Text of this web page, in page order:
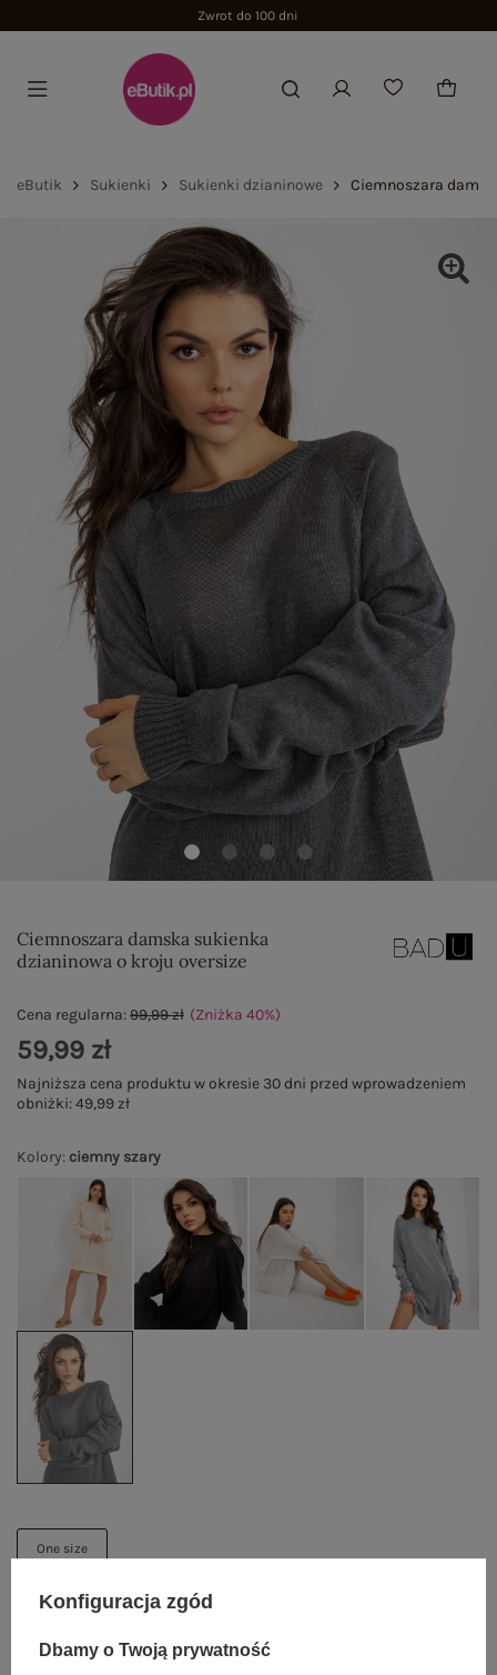
Zwrot do 100 dni
eButik Sukienki Sukienki dzianinowe Ciemnoszara
Ciemnoszara damska sukienka
dzianinowa o kroju oversize
Kolory: ciemny szary
One size
Cena regularna:99,99 zł (Zniżka 40%)
59,99 zł
Najniższa cena produktu w okresie 30 dni przed wprowadzeniem
obniżki:49,99 zł
DODAJ DO KOSZYKA
Konfiguracja zgód
Dbamy o Twoją prywatność